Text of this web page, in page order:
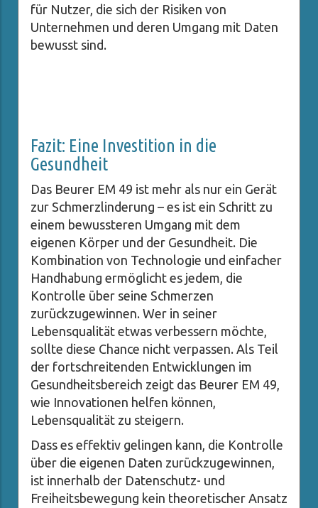
für Nutzer, die sich der Risiken von
Unternehmen und deren Umgang mit Daten
bewusst sind.
Fazit: Eine Investition in die
Gesundheit
Das Beurer EM 49 ist mehr als nur ein Gerät
zur Schmerzlinderung – es ist ein Schritt zu
einem bewussteren Umgang mit dem
eigenen Körper und der Gesundheit. Die
Kombination von Technologie und einfacher
Handhabung ermöglicht es jedem, die
Kontrolle über seine Schmerzen
zurückzugewinnen. Wer in seiner
Lebensqualität etwas verbessern möchte,
sollte diese Chance nicht verpassen. Als Teil
der fortschreitenden Entwicklungen im
Gesundheitsbereich zeigt das Beurer EM 49,
wie Innovationen helfen können,
Lebensqualität zu steigern.
Dass es effektiv gelingen kann, die Kontrolle
über die eigenen Daten zurückzugewinnen,
ist innerhalb der Datenschutz- und
Freiheitsbewegung kein theoretischer Ansatz